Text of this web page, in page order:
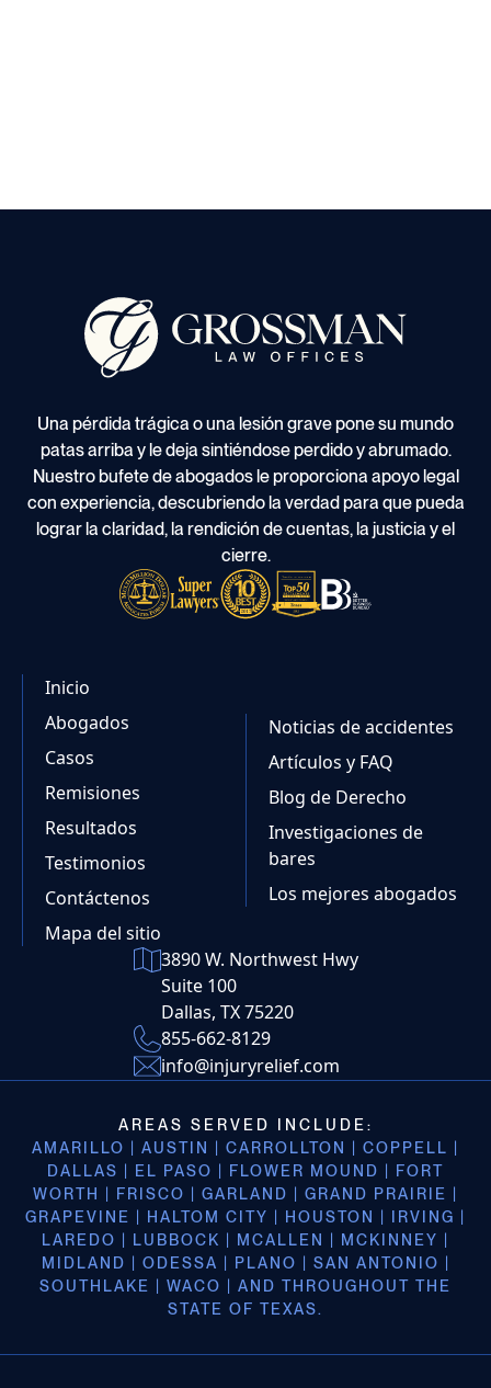
Una pérdida trágica o una lesión grave pone su mundo
patas arriba y le deja sintiéndose perdido y abrumado.
Nuestro bufete de abogados le proporciona apoyo legal
con experiencia, descubriendo la verdad para que pueda
lograr la claridad, la rendición de cuentas, la justicia y el
cierre.
Inicio
Abogados
Casos
Remisiones
Resultados
Testimonios
Contáctenos
Mapa del sitio
Noticias de accidentes
Artículos y FAQ
Blog de Derecho
Investigaciones de
bares
Los mejores abogados
3890 W. Northwest Hwy
Suite 100
Dallas, TX 75220
855-662-8129
info@injuryrelief.com
AREAS SERVED INCLUDE:
AMARILLO | AUSTIN | CARROLLTON | COPPELL |
DALLAS | EL PASO | FLOWER MOUND | FORT
WORTH | FRISCO | GARLAND | GRAND PRAIRIE |
GRAPEVINE | HALTOM CITY | HOUSTON | IRVING |
LAREDO | LUBBOCK | MCALLEN | MCKINNEY |
MIDLAND | ODESSA | PLANO | SAN ANTONIO |
SOUTHLAKE | WACO | AND THROUGHOUT THE
STATE OF TEXAS.